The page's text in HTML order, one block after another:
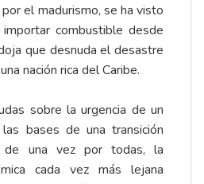
el madurismo, se ha visto
combustible desde
que desnuda el desastre
nación rica del Caribe.
sobre la urgencia de un
bases de una transición
de una vez por todas, la
cada vez más lejana